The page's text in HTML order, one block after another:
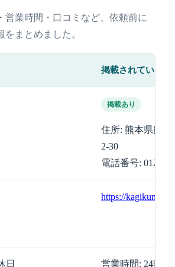
営業時間・口コミなど、依頼前に
をまとめました。
掲載されている内
掲載あり
住所: 熊本県熊
2-30
電話番号: 0120-
https://
日 営業時間: 24時間